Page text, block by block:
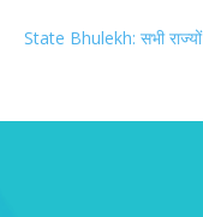
State Bhulekh: सभी